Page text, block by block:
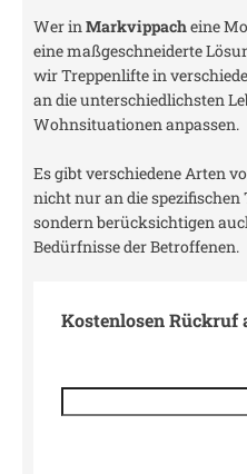
Wer inMarkvippacheine
eine maßgeschneiderte
wir Treppenlifte in
an die unterschiedlichsten
Wohnsituationen anpassen.
Es gibt verschiedene Arten
nicht nur an die
sondern berücksichtigen
Bedürfnisse der Betroffenen.
Kostenlosen Rückruf